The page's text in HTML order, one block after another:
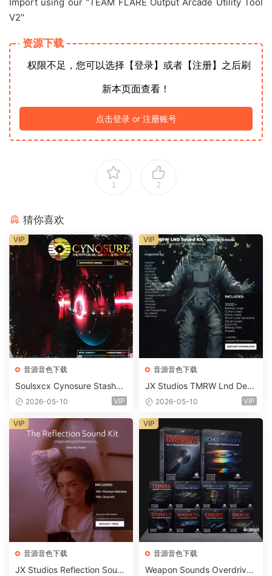
V2"
资源下载
权限不足，您可以选择【登录】或者【注册】之后刷
新本页面查看！
点击登录 or 注册账号
1 2
猜你喜欢
音源音色下载
Soulsxcx Cynosure Stashkit
WAV MiDi FST-FANTASTiC
2026-05-10 VIP
VIP
音源音色下载
JX Studios TMRW Lnd Dee
p And Tech House Sound Ki
ets-FANTASTiC
2026-05-10 VIP
VIP
音源音色下载
JX Studios Reflection Soun
VIP
音源音色下载
Weapon Sounds Overdrive
VIP